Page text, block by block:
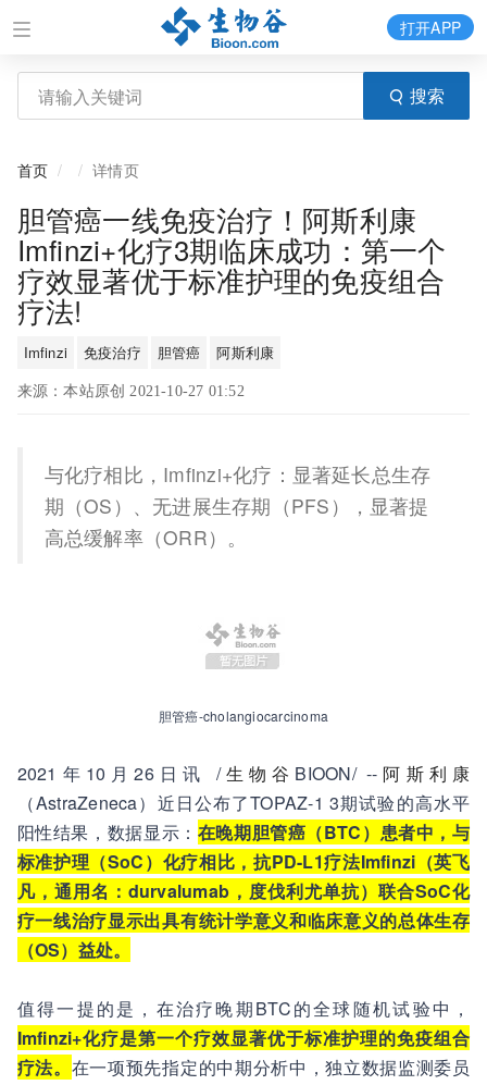
搜索
打开APP
首页 详情页
胆管癌一线免疫治疗！阿斯利康
Imfinzi+化疗3期临床成功：第一个
疗效显著优于标准护理的免疫组合
疗法!
Imfinzi 免疫治疗 胆管癌 阿斯利康
来源：本站原创 2021-10-27 01:52
与化疗相比，Imfinzi+化疗：显著延长总生存
期（OS）、无进展生存期（PFS），显著提
高总缓解率（ORR）。
胆管癌-cholangiocarcinoma
2021年10月26日讯 /生物谷 BIOON/ -- 阿斯利康
（AstraZeneca）近日公布了TOPAZ-1 3期试验的高水平
阳性结果，数据显示： 在晚期胆管癌（BTC）患者中，与
标准护理（SoC）化疗相比，抗PD-L1疗法Imfinzi（英飞
凡，通用名：durvalumab，度伐利尤单抗）联合SoC化
疗一线治疗显示出具有统计学意义和临床意义的总体生存
（OS）益处。
值得一提的是，在治疗晚期BTC的全球随机试验中，
Imfinzi+化疗是第一个疗效显著优于标准护理的免疫组合
疗法。 在一项预先指定的中期分析中，独立数据监测委员